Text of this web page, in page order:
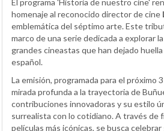
homenaje al reconocido director de cine
emblemática del séptimo arte. Este
marco de una serie dedicada a explorar
grandes cineastas que han dejado
español.
La emisión, programada para el próximo
mirada profunda a la trayectoria de
contribuciones innovadoras y su estilo
surrealista con lo cotidiano. A través de
películas más icónicas, se busca